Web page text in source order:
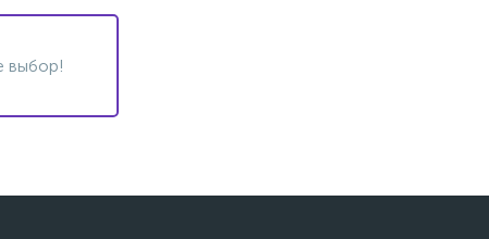
выбор!